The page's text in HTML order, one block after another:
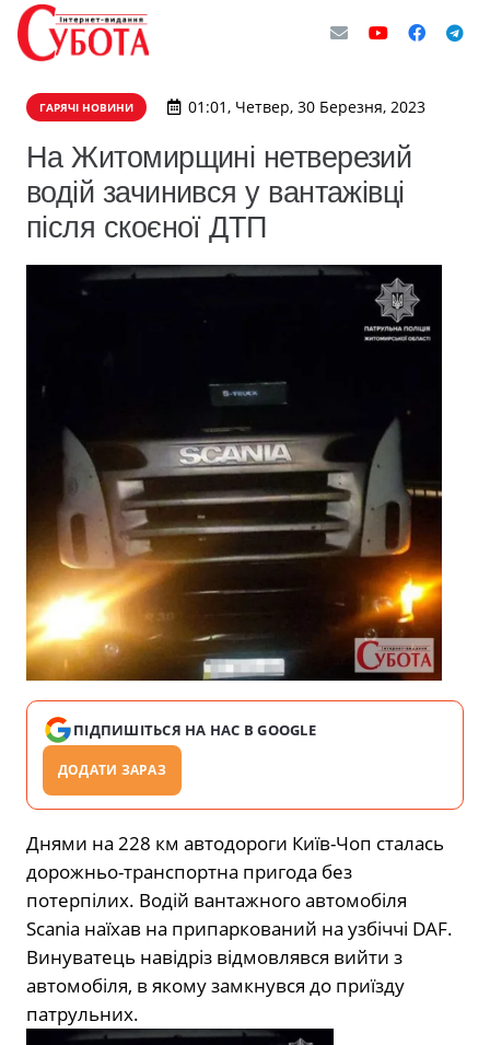
ГАРЯЧІ НОВИНИ 01:01, Четвер, 30 Березня, 2023
На Житомирщині нетверезий
водій зачинився у вантажівці
після скоєної ДТП
ПІДПИШІТЬСЯ НА НАС В GOOGLE
ДОДАТИ ЗАРАЗ
Днями на 228 км автодороги Київ-Чоп сталась
дорожньо-транспортна пригода без
потерпілих. Водій вантажного автомобіля
Scania наїхав на припаркований на узбіччі DAF.
Винуватець навідріз відмовлявся вийти з
автомобіля, в якому замкнувся до приїзду
патрульних.